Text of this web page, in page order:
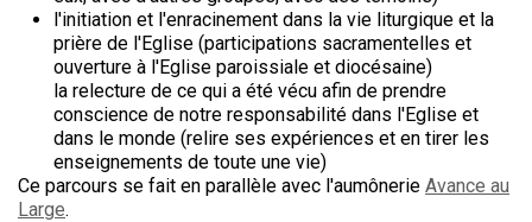
l'initiation et l'enracinement dans la vie liturgique et la
prière de l'Eglise (participations sacramentelles et
ouverture à l'Eglise paroissiale et diocésaine)
la relecture de ce qui a été vécu afin de prendre
conscience de notre responsabilité dans l'Eglise et
dans le monde (relire ses expériences et en tirer les
enseignements de toute une vie)
Ce parcours se fait en parallèle avec l'aumônerie Avance au
Large.